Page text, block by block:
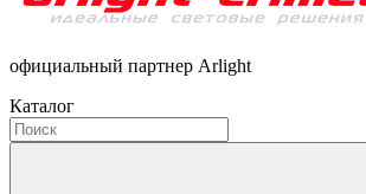
официальный партнер Arlight
Каталог